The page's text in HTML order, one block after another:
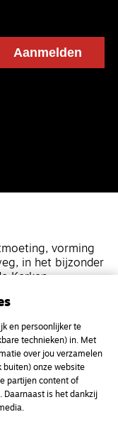
vorming
in het bijzonder
Kerken.
en persoonlijker te
technieken) in. Met
over jou verzamelen
buiten) onze website
partijen content of
Daarnaast is het dankzij